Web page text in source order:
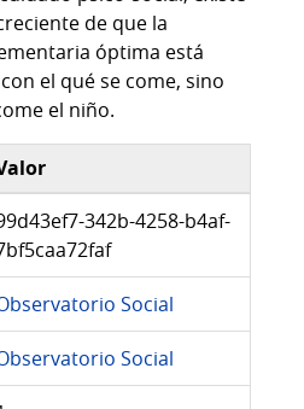
de que la
óptima está
el qué se come, sino
el niño.
342b-4258-b4af-
Social
Social